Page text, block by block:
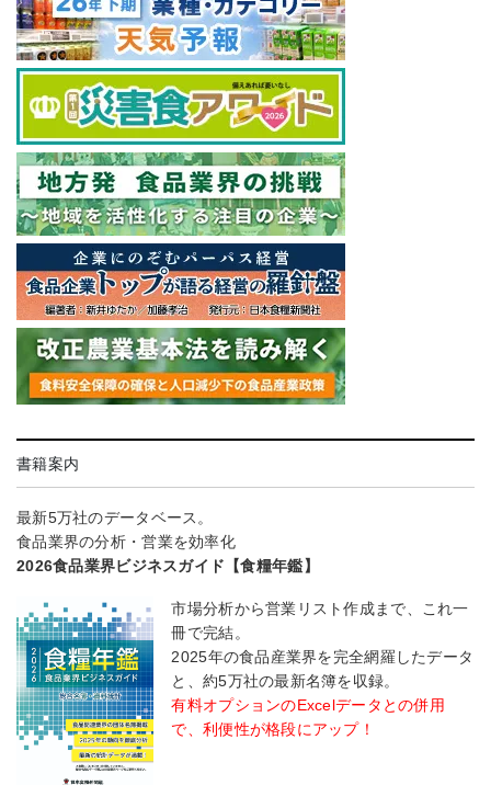
書籍案内
最新5万社のデータベース。
食品業界の分析・営業を効率化
2026食品業界ビジネスガイド【食糧年鑑】
市場分析から営業リスト作成まで、これ一
冊で完結。
2025年の食品産業界を完全網羅したデータ
と、約5万社の最新名簿を収録。
有料オプションのExcelデータとの併用
で、利便性が格段にアップ！